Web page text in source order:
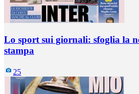
Lo sport sui giornali: sfoglia la
stampa
25